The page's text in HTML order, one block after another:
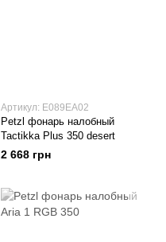
Артикул: E089EA02
Petzl фонарь налобный
Tactikka Plus 350 desert
2 668 грн